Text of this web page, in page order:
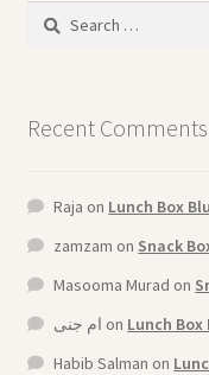
Search
Recent Comments
Raja on
zamzam on
Masooma Murad on
ام جنى on
Habib Salman on